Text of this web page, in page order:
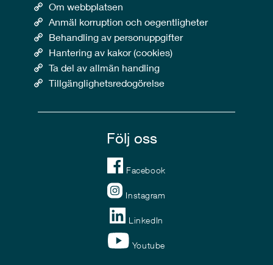
Om webbplatsen
Anmäl korruption och oegentligheter
Behandling av personuppgifter
Hantering av kakor (cookies)
Ta del av allmän handling
Tillgänglighetsredogörelse
Följ oss
Facebook
Instagram
LinkedIn
Youtube